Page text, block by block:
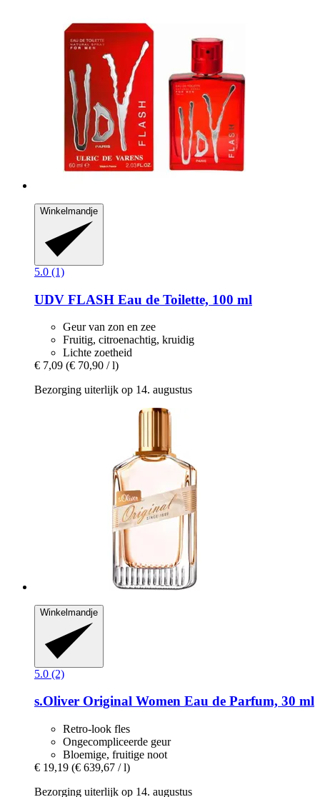
Winkelmandje
5.0 (1)
UDV FLASH Eau de Toilette, 100 ml
Geur van zon en zee
Fruitig, citroenachtig, kruidig
Lichte zoetheid
€ 7,09 (€ 70,90 / l)
Bezorging uiterlijk op 14. augustus
Winkelmandje
5.0 (2)
s.Oliver Original Women Eau de Parfum, 30 ml
Retro-look fles
Ongecompliceerde geur
Bloemige, fruitige noot
€ 19,19 (€ 639,67 / l)
Bezorging uiterlijk op 14. augustus